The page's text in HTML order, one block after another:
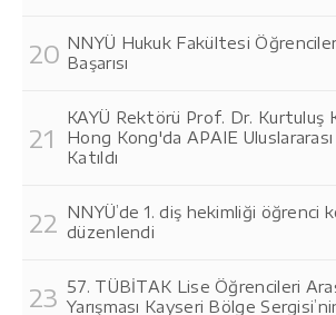
NNYÜ Hukuk Fakültesi
Başarısı
KAYÜ Rektörü Prof. Dr. Kurtuluş
Hong Kong'da APAIE
Katıldı
NNYÜ’de 1. diş hekimliği öğrenci
düzenlendi
57. TÜBİTAK Lise Öğrencileri
Yarışması Kayseri Bölge